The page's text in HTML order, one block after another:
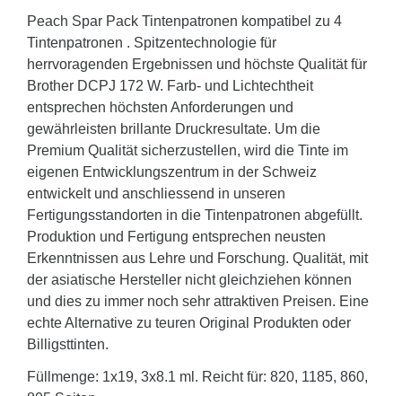
Peach Spar Pack Tintenpatronen kompatibel zu 4
Tintenpatronen . Spitzentechnologie für
herrvoragenden Ergebnissen und höchste Qualität für
Brother DCPJ 172 W. Farb- und Lichtechtheit
entsprechen höchsten Anforderungen und
gewährleisten brillante Druckresultate. Um die
Premium Qualität sicherzustellen, wird die Tinte im
eigenen Entwicklungszentrum in der Schweiz
entwickelt und anschliessend in unseren
Fertigungsstandorten in die Tintenpatronen abgefüllt.
Produktion und Fertigung entsprechen neusten
Erkenntnissen aus Lehre und Forschung. Qualität, mit
der asiatische Hersteller nicht gleichziehen können
und dies zu immer noch sehr attraktiven Preisen. Eine
echte Alternative zu teuren Original Produkten oder
Billigsttinten.
Füllmenge: 1x19, 3x8.1 ml. Reicht für: 820, 1185, 860,